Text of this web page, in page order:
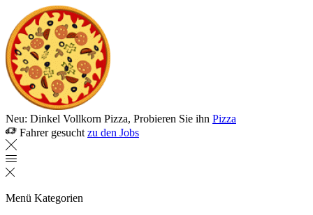
Neu: Dinkel Vollkorn Pizza, Probieren Sie ihn Pizza
Fahrer gesucht zu den Jobs
Menü Kategorien